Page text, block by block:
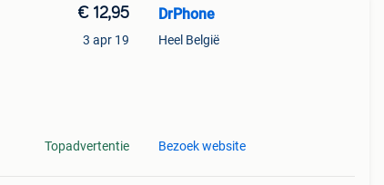
€ 12,95
3 apr 19
Topadvertentie
DrPhone
Heel België
Bezoek website